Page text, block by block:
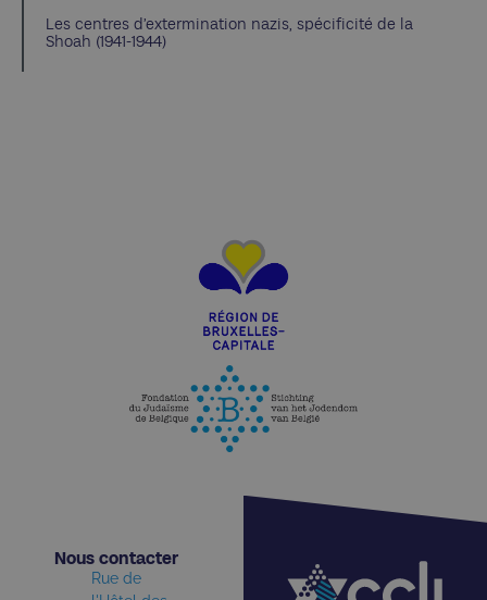
Les centres d’extermination nazis, spécificité de la
Shoah (1941-1944)
Nous contacter​
Rue de